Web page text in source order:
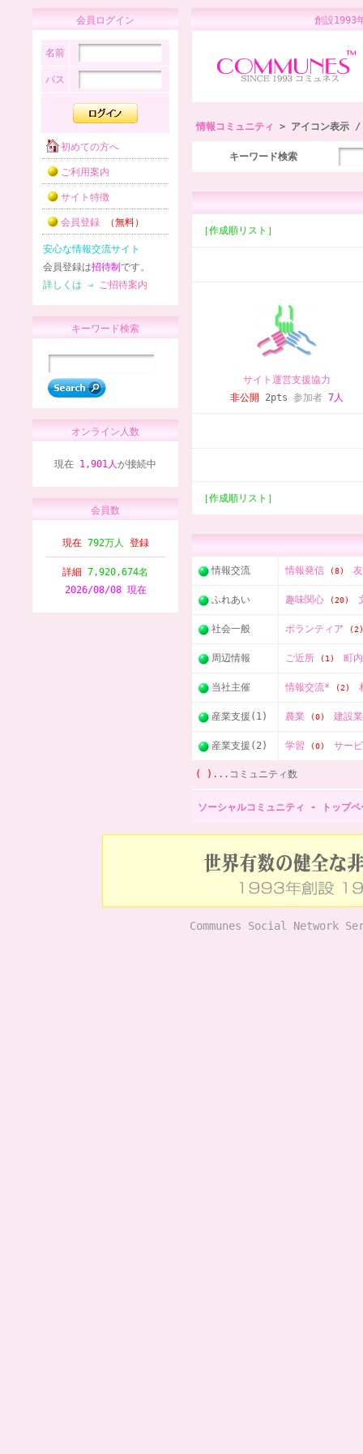
会員ログイン
名前
パス
初めての方へ
ご利用案内
サイト特徴
会員登録 （無料）
安心な情報交流サイト
会員登録は招待制 です。
詳しくは ⇒ ご招待案内
キーワード検索
オンライン人数
現在 1,901人が接続中
会員数
現在 792万人 登録
詳細 7,920,674名
2026/08/08 現在
創設
情報コミュニティ > アイコン表示
キーワード検索
［作成順リスト］
サイト運営支援協力
非公開 2pts 参加者 7人
［作成順リスト］
情報交流 情報発信 (8)
ふれあい 趣味関心 (20)
社会一般 ボランティア (2)
周辺情報 ご近所 (1) 町
当社主催 情報交流* (2)
産業支援(1) 農業 (0) 建設
産業支援(2) 学習 (0) サー
( ) ...コミュニティ数
ソーシャルコミュニティ - トップペ
Communes Social Network